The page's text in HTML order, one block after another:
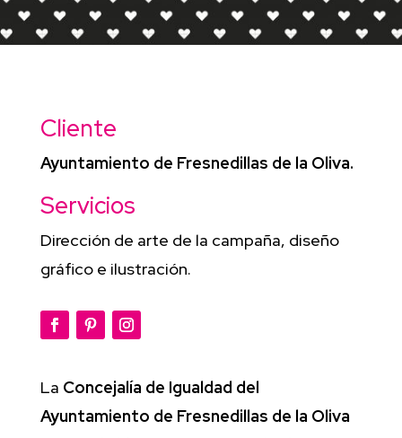
Cliente
Ayuntamiento de Fresnedillas de la Oliva.
Servicios
Dirección de arte de la campaña, diseño
gráfico e ilustración.
La Concejalía de Igualdad del
Ayuntamiento de Fresnedillas de la Oliva